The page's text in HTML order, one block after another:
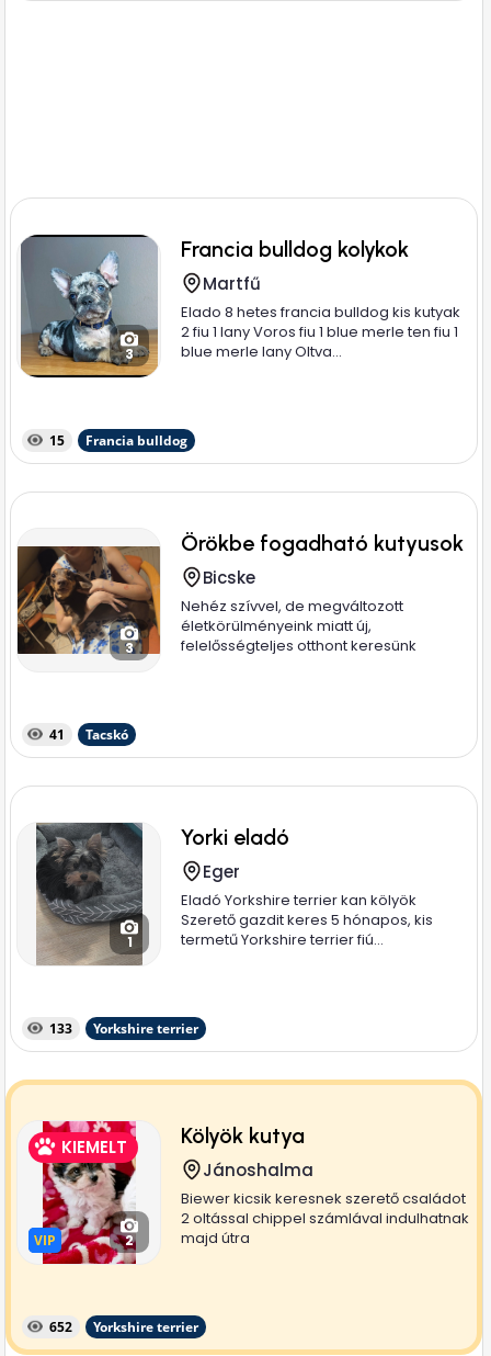
3
Francia bulldog kolykok
Martfű
Elado 8 hetes francia bulldog kis kutyak
2 fiu 1 lany Voros fiu 1 blue merle ten fiu 1
blue merle lany Oltva...
15 Francia bulldog
3
Örökbe fogadható kutyusok
Bicske
Nehéz szívvel, de megváltozott
életkörülményeink miatt új,
felelősségteljes otthont keresünk
41 Tacskó
1
Yorki eladó
Eger
Eladó Yorkshire terrier kan kölyök
Szerető gazdit keres 5 hónapos, kis
termetű Yorkshire terrier fiú...
133 Yorkshire terrier
KIEMELT
VIP
VIP 2
Kölyök kutya
Jánoshalma
Biewer kicsik keresnek szerető családot
2 oltással chippel számlával indulhatnak
majd útra
652 Yorkshire terrier